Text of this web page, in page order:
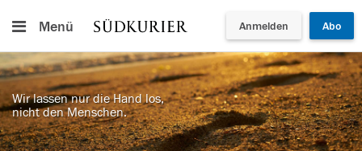
Menü Anmelden Abo
Wir lassen nur die Hand los,
nicht den Menschen.